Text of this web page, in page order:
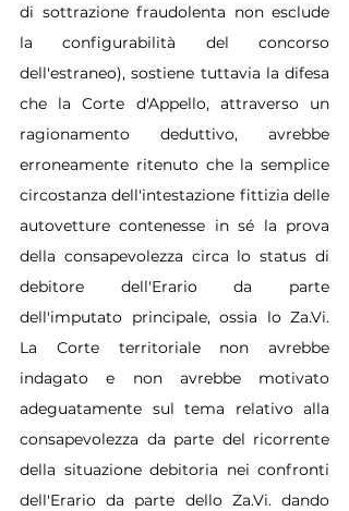
di sottrazione fraudolenta non esclude
la configurabilità del concorso
dell'estraneo), sostiene tuttavia la difesa
che la Corte d'Appello, attraverso un
ragionamento deduttivo, avrebbe
erroneamente ritenuto che la semplice
circostanza dell'intestazione fittizia delle
autovetture contenesse in sé la prova
della consapevolezza circa lo status di
debitore dell'Erario da parte
dell'imputato principale, ossia lo Za.Vi.
La Corte territoriale non avrebbe
indagato e non avrebbe motivato
adeguatamente sul tema relativo alla
consapevolezza da parte del ricorrente
della situazione debitoria nei confronti
dell'Erario da parte dello Za.Vi. dando